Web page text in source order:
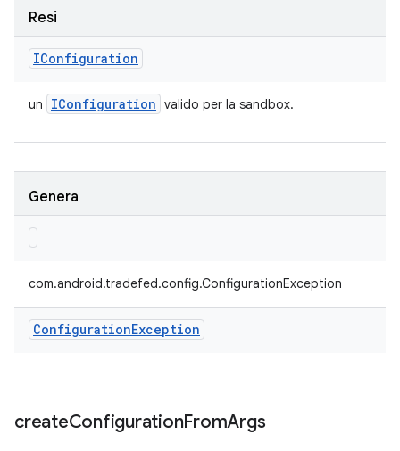
Resi
IConfiguration
un IConfiguration valido per la sandbox.
Genera
com.android.tradefed.config.ConfigurationException
ConfigurationException
createConfigurationFromArgs